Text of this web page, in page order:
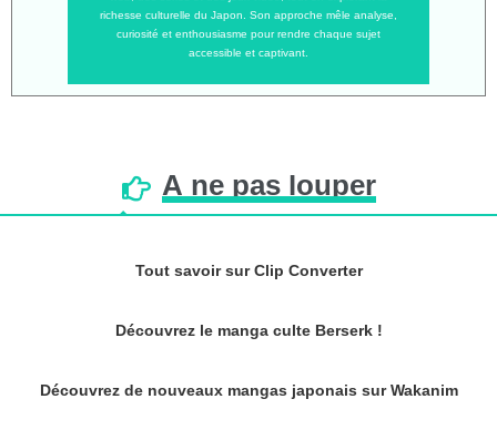
richesse culturelle du Japon. Son approche mêle analyse,
curiosité et enthousiasme pour rendre chaque sujet
accessible et captivant.
À ne pas louper
Tout savoir sur Clip Converter
Découvrez le manga culte Berserk !
Découvrez de nouveaux mangas japonais sur Wakanim